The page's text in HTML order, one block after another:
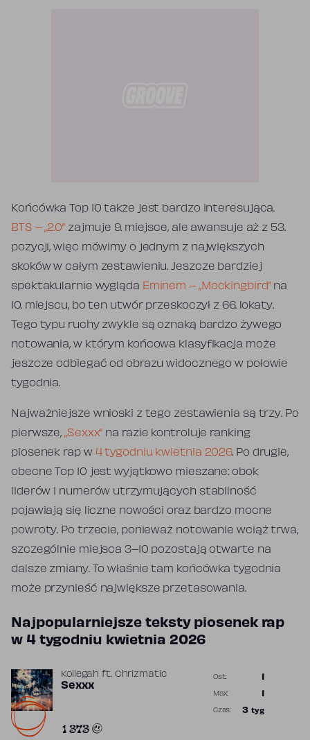
Końcówka Top 10 także jest bardzo interesująca.
BTS – „2.0”zajmuje 9. miejsce, ale awansuje aż z 53.
pozycji, więc mówimy o jednym z największych
skoków w całym zestawieniu. Jeszcze bardziej
spektakularnie wygląda Eminem – „Mockingbird”na
10. miejscu, bo ten utwór przeskoczył z 66. lokaty.
Tego typu ruchy zwykle są oznaką bardzo żywego
notowania, w którym końcowa klasyfikacja może
jeszcze odbiegać od obrazu widocznego w połowie
tygodnia.
Najważniejsze wnioski z tego zestawienia są trzy. Po
pierwsze,„Sexxx” na razie kontroluje ranking
piosenek rap w 4 tygodniu kwietnia 2026. Po drugie,
obecne Top 10 jest wyjątkowo mieszane: obok
liderów i numerów utrzymujących stabilność
pojawiają się liczne nowości oraz bardzo mocne
powroty. Po trzecie, ponieważ notowanie wciąż trwa,
szczególnie miejsca 3–10 pozostają otwarte na
dalsze zmiany. To właśnie tam końcówka tygodnia
może przynieść największe przetasowania.
Najpopularniejsze teksty piosenek rap
w 4 tygodniu kwietnia 2026
Kollegah ft. Chrizmatic
Sexxx
1 373
Ost.:
Max:
3 tyg
Czas: